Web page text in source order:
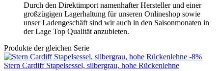
Durch den Direktimport namenhafter Hersteller und einer
großzügigen Lagerhaltung für unseren Onlineshop sowie
unser Ladengeschäft sind wir auch in den Saisonmonaten in
der Lage Top Qualität anzubieten.
Produkte der gleichen Serie
-8%
Stern Cardiff Stapelsessel, silbergrau, hohe Rückenlehne